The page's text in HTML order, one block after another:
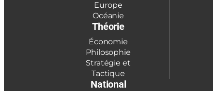
Europe
Océanie
Théorie
Économie
Philosophie
Stratégie et
Tactique
National